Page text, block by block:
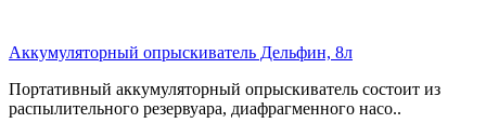
Аккумуляторный опрыскиватель Дельфин, 8л
Портативный аккумуляторный опрыскиватель состоит из
распылительного резервуара, диафрагменного насо..